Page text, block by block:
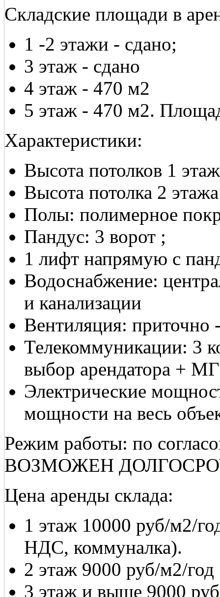
Складские площади в
1 -2 этажи - сдано;
3 этаж - сдано
4 этаж - 470 м2
5 этаж - 470 м2.
Характеристики:
Высота потолков 1
Высота потолка 2
Полы: полимерное
Пандус: 3 ворот ;
1 лифт напрямую с
Водоснабжение:
и канализации
Вентиляция: приточно
Телекоммуникации: 3
выбор арендатора +
Электрические
мощности на весь
Режим работы: по
ВОЗМОЖЕН
Цена аренды склада:
1 этаж 10000 руб/м2/
НДС, коммуналка).
2 этаж 9000 руб/м2/год
3 этаж и выше 9000